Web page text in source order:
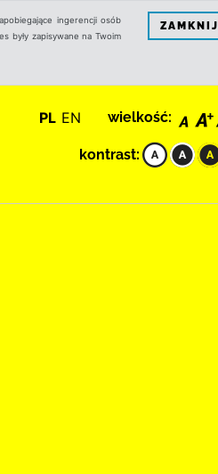
ingerencji osób
były zapisywane na Twoim
ZAMKNIJ
PL EN wielkość:
kontrast: